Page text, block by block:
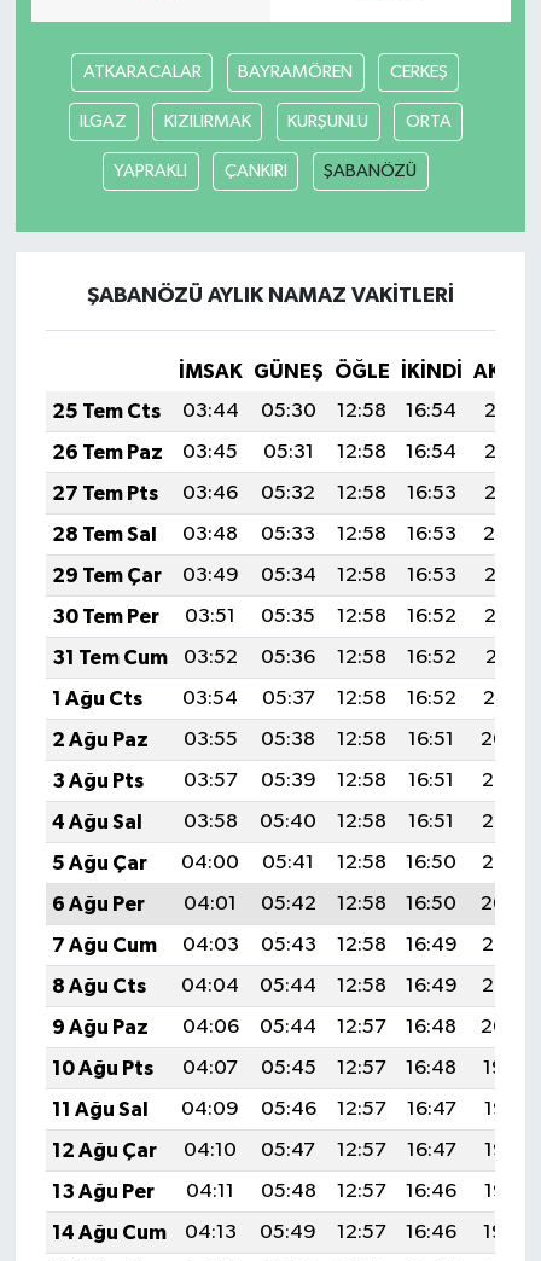
ATKARACALAR BAYRAMÖREN CERKEŞ
ILGAZ KIZILIRMAK KURŞUNLU ORTA
YAPRAKLI ÇANKIRI ŞABANÖZÜ
ŞABANÖZÜ AYLIK NAMAZ VAKITLERI
İMSAK GÜNEŞ ÖĞLE İKINDI
25 Tem Cts
03:44 05:30 12:58 16:54
20:16
26 Tem Paz
03:45 05:31 12:58 16:54
20:16
27 Tem Pts
03:46 05:32 12:58 16:53
20:15
28 Tem Sal
03:48 05:33 12:58 16:53
20:14
29 Tem Çar
03:49 05:34 12:58 16:53
20:13
30 Tem Per
03:51 05:35 12:58 16:52
20:12
31 Tem Cum
03:52 05:36 12:58 16:52
20:11
1 Ağu Cts
03:54 05:37 12:58 16:52
20:10
2 Ağu Paz
03:55 05:38 12:58 16:51
20:09
3 Ağu Pts
03:57 05:39 12:58 16:51
20:08
4 Ağu Sal
03:58 05:40 12:58 16:51
20:06
5 Ağu Çar
04:00 05:41 12:58 16:50
20:05
6 Ağu Per
04:01 05:42 12:58 16:50
20:04
7 Ağu Cum
04:03 05:43 12:58 16:49
20:03
8 Ağu Cts
04:04 05:44 12:58 16:49
20:02
9 Ağu Paz
04:06 05:44 12:57 16:48
20:00
10 Ağu Pts
04:07 05:45 12:57 16:48
19:59
11 Ağu Sal
04:09 05:46 12:57 16:47
19:58
12 Ağu Çar
04:10 05:47 12:57 16:47
19:57
13 Ağu Per
04:11 05:48 12:57 16:46
19:55
14 Ağu Cum
04:13 05:49 12:57 16:46
19:54